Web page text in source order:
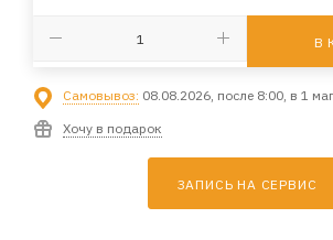
В
Самовывоз: 08.08.2026, после 8:00, в 1
Хочу в подарок
ЗАПИСЬ НА СЕРВИС